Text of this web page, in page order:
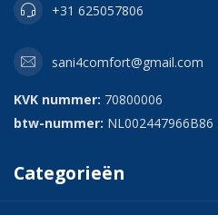
+31 625057806
sani4comfort@gmail.com
KVK nummer: 70800006
btw-nummer: NL002447966B86
Categorieën